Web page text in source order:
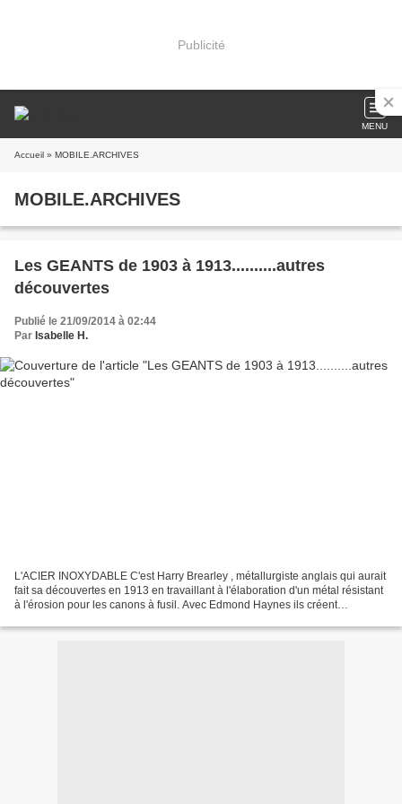
Publicité
MENU
Accueil » MOBILE.ARCHIVES
MOBILE.ARCHIVES
Les GEANTS de 1903 à 1913..........autres
découvertes
Publié le 21/09/2014 à 02:44
Par Isabelle H.
L'ACIER INOXYDABLE C'est Harry Brearley , métallurgiste anglais qui aurait
fait sa découvertes en 1913 en travaillant à l'élaboration d'un métal résistant
à l'érosion pour les canons à fusil. Avec Edmond Haynes ils créent